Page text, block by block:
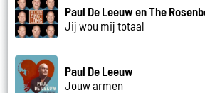
Paul De Leeuw en The
Jij wou mij totaal
Paul De Leeuw
Jouw armen